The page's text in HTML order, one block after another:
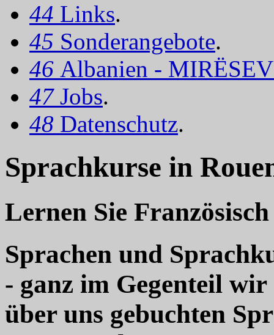
44 Links.
45 Sonderangebote.
46 Albanien -
47 Jobs.
48 Datenschutz.
Sprachkurse in
Lernen Sie
Sprachen und
- ganz im Gegenteil
über uns gebuchten